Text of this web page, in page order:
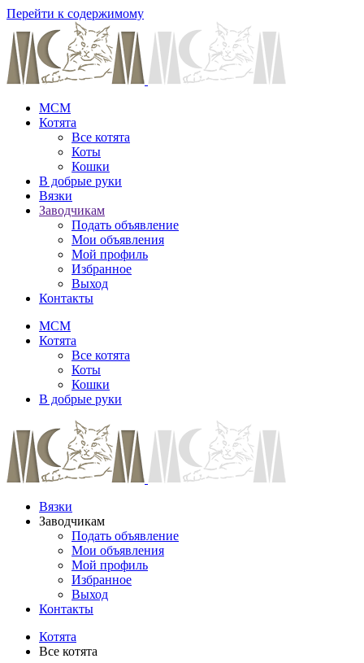
Перейти к содержимому
MCM
Котята
Все котята
Коты
Кошки
В добрые руки
Вязки
Заводчикам
Подать объявление
Мои объявления
Мой профиль
Избранное
Выход
Контакты
MCM
Котята
Все котята
Коты
Кошки
В добрые руки
Вязки
Заводчикам
Подать объявление
Мои объявления
Мой профиль
Избранное
Выход
Контакты
Котята
Все котята